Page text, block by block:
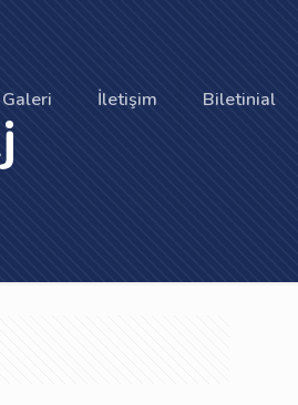
Galeri İletişim Biletinial